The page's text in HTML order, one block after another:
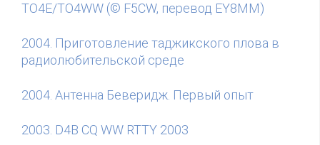
TO4E/TO4WW (© F5CW, перевод EY8MM)
2004. Приготовление таджикского плова в
радиолюбительской среде
2004. Антенна Беверидж. Первый опыт
2003. D4B CQ WW RTTY 2003